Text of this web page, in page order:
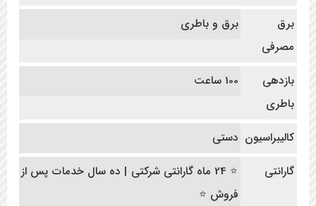
برق
مصرفی
برق و باطری
بازدهی
باطری
100 ساعت
کالیبراسیون دستی
گارانتی
⭐ 24 ماه گارانتی شرکتی | ده سال خدمات پس از
فروش ⭐